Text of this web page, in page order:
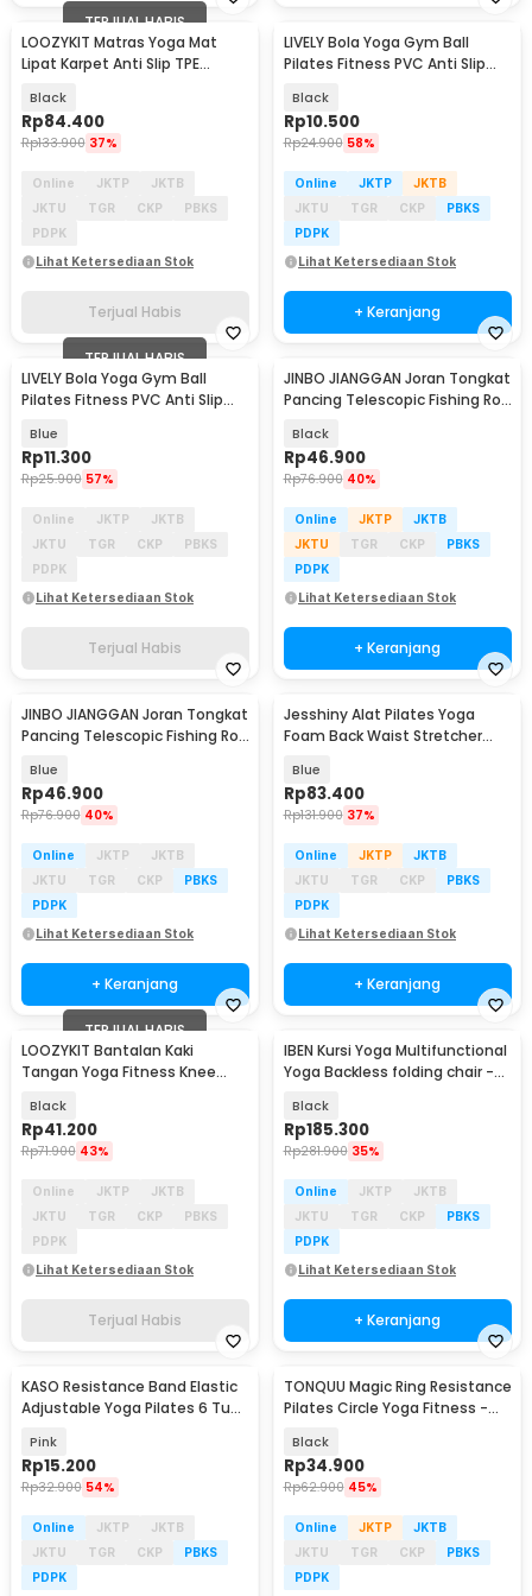
TERJUAL HABIS
LOOZYKIT Matras Yoga Mat
Lipat Karpet Anti Slip TPE
Black
Rp84.400
Rp133.900 37%
Online JKTP
JKTB
JKTU
TGR CKP
PBKS
PDPK
Lihat Ketersediaan Stok
Terjual Habis
LIVELY Bola Yoga Gym Ball
Pilates Fitness PVC Anti Slip
Black
Rp10.500
Rp24.900 58%
Online JKTP
JKTB
JKTU
TGR CKP
PBKS
PDPK
Lihat Ketersediaan Stok
+ Keranjang
TERJUAL HABIS
LIVELY Bola Yoga Gym Ball
Pilates Fitness PVC Anti Slip
Blue
Rp11.300
Rp25.900 57%
Online JKTP
JKTB
JKTU
TGR CKP
PBKS
PDPK
Lihat Ketersediaan Stok
Terjual Habis
JINBO JIANGGAN Joran Tongkat
Pancing Telescopic Fishing Rod
Black
Rp46.900
Rp76.900 40%
Online JKTP
JKTB
JKTU
TGR CKP
PBKS
PDPK
Lihat Ketersediaan Stok
+ Keranjang
JINBO JIANGGAN Joran Tongkat
Pancing Telescopic Fishing Rod
Blue
Rp46.900
Rp76.900 40%
Online JKTP
JKTB
JKTU
TGR CKP
PBKS
PDPK
Lihat Ketersediaan Stok
+ Keranjang
Jesshiny Alat Pilates Yoga
Foam Back Waist Stretcher
Blue
Rp83.400
Rp131.900 37%
Online JKTP
JKTB
JKTU
TGR CKP
PBKS
PDPK
Lihat Ketersediaan Stok
+ Keranjang
TERJUAL HABIS
LOOZYKIT Bantalan Kaki
Tangan Yoga Fitness Knee
Black
Rp41.200
Rp71.900 43%
Online JKTP
JKTB
JKTU
TGR CKP
PBKS
PDPK
Lihat Ketersediaan Stok
Terjual Habis
IBEN Kursi Yoga Multifunctional
Yoga Backless folding chair -
Black
Rp185.300
Rp281.900 35%
Online JKTP
JKTB
JKTU
TGR CKP
PBKS
PDPK
Lihat Ketersediaan Stok
+ Keranjang
Baru
KASO Resistance Band Elastic
Adjustable Yoga Pilates 6 Tube
Pink
Rp15.200
Rp32.900 54%
Online JKTP
JKTB
JKTU
TGR CKP
PBKS
PDPK
TONQUU Magic Ring Resistance
Pilates Circle Yoga Fitness -
Black
Rp34.900
Rp62.900 45%
Online JKTP
JKTB
JKTU
TGR CKP
PBKS
PDPK